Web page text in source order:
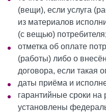
(вещи), если услуга
из материалов
(с вещью) потребителя;
отметка об оплате
(работы) либо о
договора, если такая
даты приёма и
гарантийные сроки на
установлены